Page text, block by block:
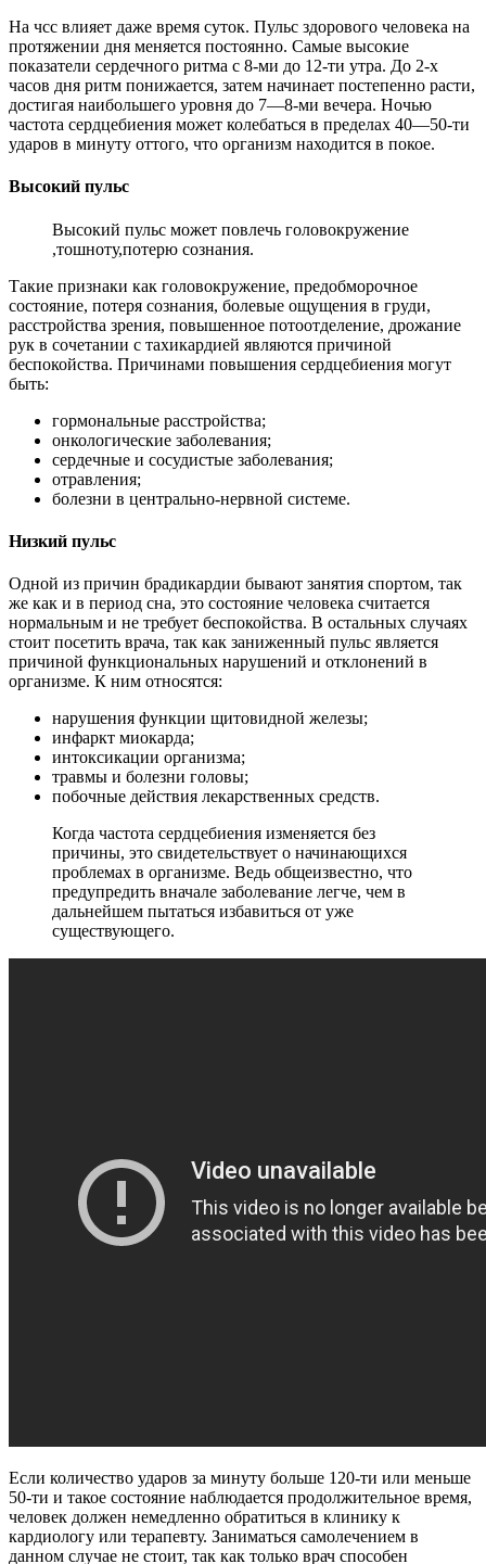
На чсс влияет даже время суток. Пульс здорового человека на
протяжении дня меняется постоянно. Самые высокие
показатели сердечного ритма с 8-ми до 12-ти утра. До 2-х
часов дня ритм понижается, затем начинает постепенно расти,
достигая наибольшего уровня до 7—8-ми вечера. Ночью
частота сердцебиения может колебаться в пределах 40—50-ти
ударов в минуту оттого, что организм находится в покое.
Высокий пульс
Высокий пульс может повлечь головокружение
,тошноту,потерю сознания.
Такие признаки как головокружение, предобморочное
состояние, потеря сознания, болевые ощущения в груди,
расстройства зрения, повышенное потоотделение, дрожание
рук в сочетании с тахикардией являются причиной
беспокойства. Причинами повышения сердцебиения могут
быть:
гормональные расстройства;
онкологические заболевания;
сердечные и сосудистые заболевания;
отравления;
болезни в центрально-нервной системе.
Низкий пульс
Одной из причин брадикардии бывают занятия спортом, так
же как и в период сна, это состояние человека считается
нормальным и не требует беспокойства. В остальных случаях
стоит посетить врача, так как заниженный пульс является
причиной функциональных нарушений и отклонений в
организме. К ним относятся:
нарушения функции щитовидной железы;
инфаркт миокарда;
интоксикации организма;
травмы и болезни головы;
побочные действия лекарственных средств.
Когда частота сердцебиения изменяется без
причины, это свидетельствует о начинающихся
проблемах в организме. Ведь общеизвестно, что
предупредить вначале заболевание легче, чем в
дальнейшем пытаться избавиться от уже
существующего.
Если количество ударов за минуту больше 120-ти или меньше
50-ти и такое состояние наблюдается продолжительное время,
человек должен немедленно обратиться в клинику к
кардиологу или терапевту. Заниматься самолечением в
данном случае не стоит, так как только врач способен